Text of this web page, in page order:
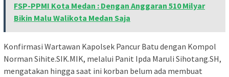
FSP-PPMI Kota Medan : Dengan Anggaran 510 Milyar
Bikin Malu Walikota Medan Saja
Konfirmasi Wartawan Kapolsek Pancur Batu dengan Kompol
Norman Sihite.SIK.MIK, melalui Panit Ipda Maruli Sihotang.SH,
mengatakan hingga saat ini korban belum ada membuat